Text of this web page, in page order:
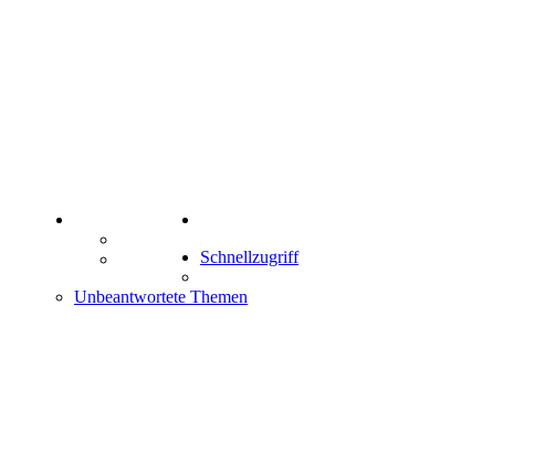
Comunio
Schnellzugriff
Unbeantwortete Themen